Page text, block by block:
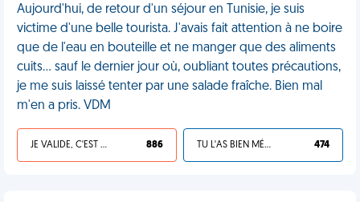
Aujourd'hui, de retour d'un séjour en Tunisie, je suis
victime d'une belle tourista. J'avais fait attention à ne boire
que de l'eau en bouteille et ne manger que des aliments
cuits… sauf le dernier jour où, oubliant toutes précautions,
je me suis laissé tenter par une salade fraîche. Bien mal
m'en a pris. VDM
JE VALIDE, C'EST UNE VDM 886 TU L'AS BIEN MÉRITÉ 474